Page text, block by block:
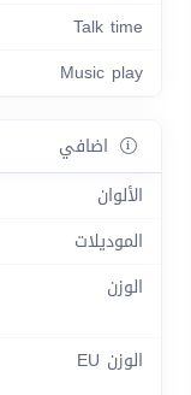
Talk time
Music play
اضافي
الألوان
الموديلات
الوزن
الوزن EU